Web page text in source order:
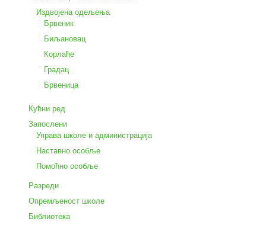
Издвојена одељења
Брвеник
Биљановац
Корлаће
Градац
Брвеница
Кућни ред
Запослени
Управа школе и администрација
Наставно особље
Помоћно особље
Разреди
Опремљеност школе
Библиотека